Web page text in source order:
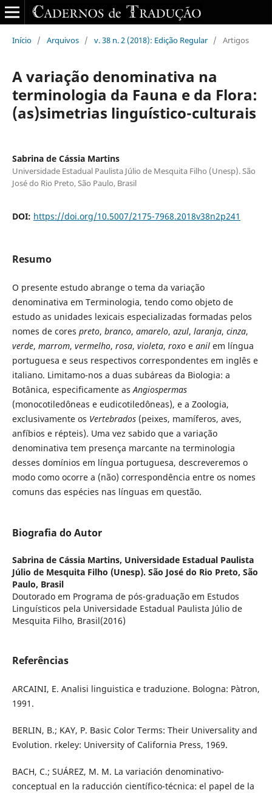
Início / Arquivos / v. 38 n. 2 (2018): Edição Regular / Artigos
A variação denominativa na
terminologia da Fauna e da Flora:
(as)simetrias linguístico-culturais
Sabrina de Cássia Martins
Universidade Estadual Paulista Júlio de Mesquita Filho (Unesp). São
José do Rio Preto, São Paulo, Brasil
DOI: https://doi.org/10.5007/2175-7968.2018v38n2p241
Resumo
O presente estudo abrange o tema da variação
denominativa em Terminologia, tendo como objeto de
estudo as unidades lexicais especializadas formadas pelos
nomes de cores preto, branco, amarelo, azul, laranja, cinza,
verde, marrom, vermelho, rosa, violeta, roxoe anilem língua
portuguesa e seus respectivos correspondentes em inglês e
italiano. Limitamo-nos a duas subáreas da Biologia: a
Botânica, especificamente asAngiospermas
(monocotiledôneas e eudicotiledôneas), e a Zoologia,
exclusivamente os Vertebrados(peixes, mamíferos, aves,
anfíbios e répteis). Uma vez sabido que a variação
denominativa tem presença marcante na terminologia
desses domínios em língua portuguesa, descreveremos o
modo como ocorre a (não) correspondência entre os nomes
comuns das espécies nas línguas em questão.
Biografia do Autor
Sabrina de Cássia Martins, Universidade Estadual Paulista
Júlio de Mesquita Filho (Unesp). São José do Rio Preto, São
Paulo, Brasil
Doutorado em Programa de pós-graduação em Estudos
Linguísticos pela Universidade Estadual Paulista Júlio de
Mesquita Filho, Brasil(2016)
Referências
ARCAINI, E. Analisi linguistica e traduzione. Bologna: Pàtron,
1991.
BERLIN, B.; KAY, P. Basic Color Terms: Their Universality and
Evolution. rkeley: University of California Press, 1969.
BACH, C.; SUÁREZ, M. M. La variación denominativo-
conceptual en la raducción científico-técnica: el papel de la